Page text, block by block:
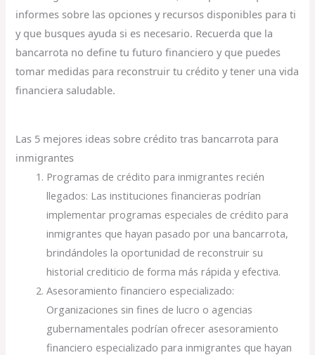
informes sobre las opciones y recursos disponibles para ti
y que busques ayuda si es necesario. Recuerda que la
bancarrota no define tu futuro financiero y que puedes
tomar medidas para reconstruir tu crédito y tener una vida
financiera saludable.
Las 5 mejores ideas sobre crédito tras bancarrota para
inmigrantes
Programas de crédito para inmigrantes recién
llegados: Las instituciones financieras podrían
implementar programas especiales de crédito para
inmigrantes que hayan pasado por una bancarrota,
brindándoles la oportunidad de reconstruir su
historial crediticio de forma más rápida y efectiva.
Asesoramiento financiero especializado:
Organizaciones sin fines de lucro o agencias
gubernamentales podrían ofrecer asesoramiento
financiero especializado para inmigrantes que hayan